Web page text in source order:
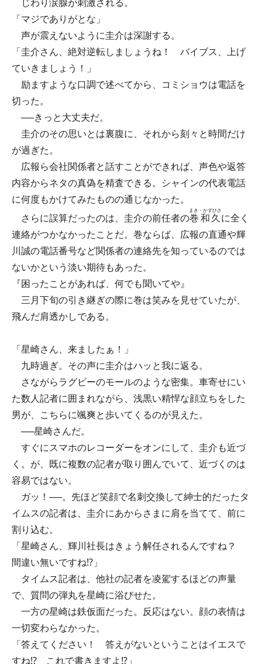
じわり涙腺が刺激される。
「マジでありがとな」
声が震えないように圭介は深謝する。
「圭介さん、絶対逆転しましょうね！ バイブス、上げ
ていきましょう！」
励ますような口調で述べてから、コミショウは電話を
切った。
──きっと大丈夫だ。
圭介のその思いとは裏腹に、それから刻々と時間だけ
が過ぎた。
広報ら会社関係者と話すことができれば、声色や返答
内容からネタの真偽を精査できる。シャインの代表電話
に何度もかけてみたものの通じなかった。
さらに誤算だったのは、圭介の前任者の巻和久
まき・かずひさ
に全く
連絡がつかなかったことだ。巻ならば、広報の直通や輝
川誠の電話番号など関係者の連絡先を知っているのでは
ないかという淡い期待もあった。
『困ったことがあれば、何でも聞いてや』
三月下旬の引き継ぎの際に巻は笑みを見せていたが、
飛んだ肩透かしである。
「星崎さん、来ましたぁ！」
九時過ぎ。その声に圭介はハッと我に返る。
さながらラグビーのモールのような密集。車寄せにい
た数人記者に囲まれながら、浅黒い精悍な顔立ちをした
男が、こちらに颯爽と歩いてくるのが見えた。
──星崎さんだ。
すぐにスマホのレコーダーをオンにして、圭介も近づ
く。が、既に複数の記者が取り囲んでいて、近づくのは
容易ではない。
ガッ！──。先ほど笑顔で名刺交換して紳士的だったタ
イムスの記者は、圭介にあからさまに肩を当てて、前に
割り込む。
「星崎さん、輝川社長はきょう解任されるんですね？
間違い無いですね⁉︎」
タイムス記者は、他社の記者を凌駕するほどの声量
で、質問の弾丸を星崎に浴びせた。
一方の星崎は鉄仮面だった。反応はない。顔の表情は
一切変わらなかった。
「答えてください！ 答えがないということはイエスで
すね⁉︎ これで書きますよ⁉︎」